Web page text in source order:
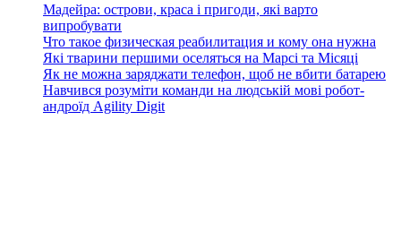
Мадейра: острови, краса і пригоди, які варто
випробувати
Что такое физическая реабилитация и кому она нужна
Які тварини першими оселяться на Марсі та Місяці
Як не можна заряджати телефон, щоб не вбити батарею
Навчився розуміти команди на людській мові робот-
андроїд Agility Digit